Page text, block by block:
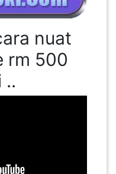
nuat
rm 500
..